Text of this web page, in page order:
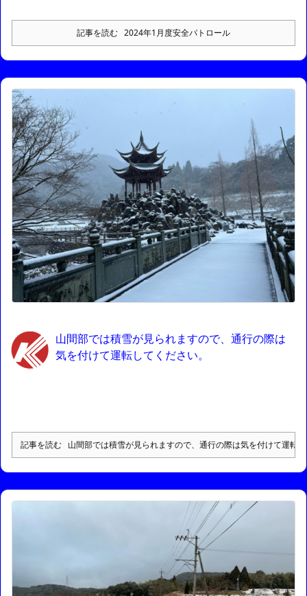
記事を読む 2024年1月度安全パトロール
山間部では積雪が見られますので、通行の際は
気を付けて運転してください。
記事を読む 山間部では積雪が見られますので、通行の際は気を付けて運転